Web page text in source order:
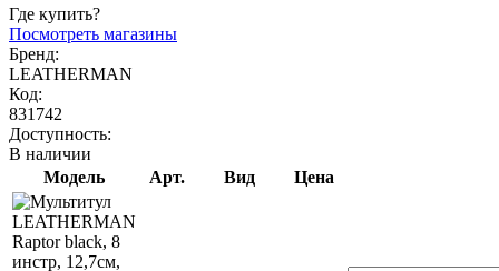
Где купить?
Посмотреть магазины
Бренд:
LEATHERMAN
Код:
831742
Доступность:
В наличии
Модель
Арт. Вид Цена